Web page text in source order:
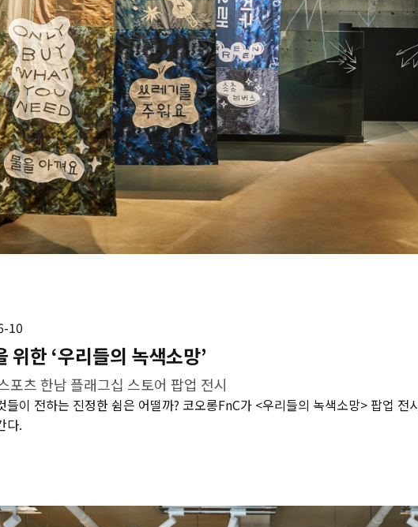
10
위한 ‘우리들의 녹색소망’
포츠 한남 플래그십 스토어 팝업 전시
들이 전하는 진정한 쉼은 어떨까? 코오롱FnC가 <우리들의 녹색소망> 팝업 전
다.